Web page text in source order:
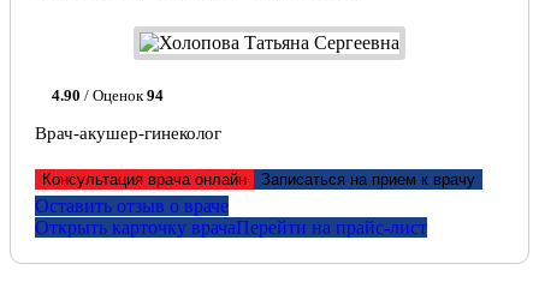
именно к вам, ни капельки не пожалела, теперь
всегда только к вам!!! спасибо ещё раз!!!
Отлично!
Здравствуйте! Хочу выразить огромную
благодарность врачу СаянеВикторовне. За
профессиональную работу. Была на приёме у
Викторовны. Врач очень грамотный знающий свою
тёплый приём и профессиональную работу. Желаю
4.90 / Оценок 94
Врач-акушер-гинеколог
Консультация врача онлайн Записаться на прием к врачу
Оставить отзыв о враче
Открыть карточку врачаПерейти на прайс-лист